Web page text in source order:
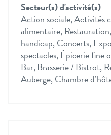
Secteur(s) d'activité(s)
Action sociale, Activités
alimentaire,
handicap, Concerts,
spectacles, Épicerie fine
Bar, Brasserie / Bistrot,
Auberge, Chambre